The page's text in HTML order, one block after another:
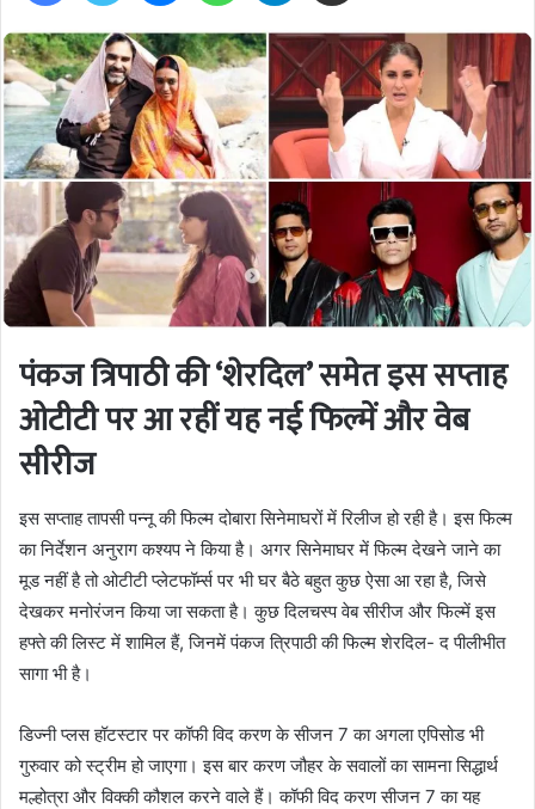
पंकज त्रिपाठी की ‘शेरदिल’ समेत इस सप्ताह
ओटीटी पर आ रहीं यह नई फिल्में और वेब
सीरीज
इस सप्ताह तापसी पन्नू की फिल्म दोबारा सिनेमाघरों में रिलीज हो रही है। इस फिल्म
का निर्देशन अनुराग कश्यप ने किया है। अगर सिनेमाघर में फिल्म देखने जाने का
मूड नहीं है तो ओटीटी प्लेटफॉर्म्स पर भी घर बैठे बहुत कुछ ऐसा आ रहा है, जिसे
देखकर मनोरंजन किया जा सकता है। कुछ दिलचस्प वेब सीरीज और फिल्में इस
हफ्ते की लिस्ट में शामिल हैं, जिनमें पंकज त्रिपाठी की फिल्म शेरदिल- द पीलीभीत
सागा भी है।
डिज्नी प्लस हॉटस्टार पर कॉफी विद करण के सीजन 7 का अगला एपिसोड भी
गुरुवार को स्ट्रीम हो जाएगा। इस बार करण जौहर के सवालों का सामना सिद्धार्थ
मल्होत्रा और विक्की कौशल करने वाले हैं। कॉफी विद करण सीजन 7 का यह